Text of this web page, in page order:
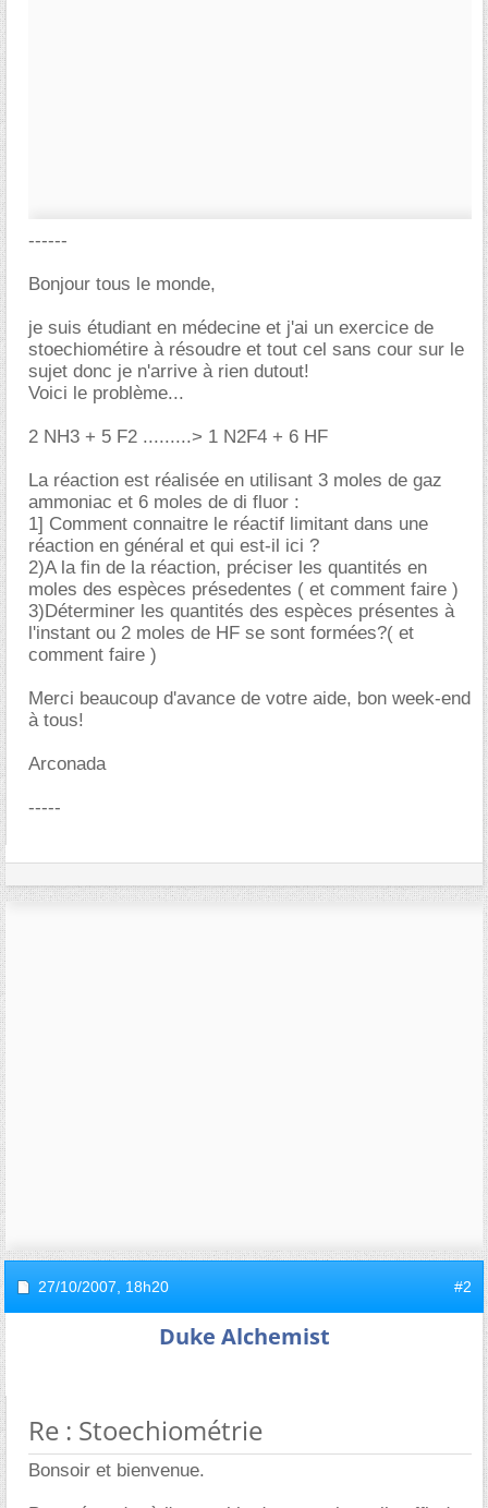
------
Bonjour tous le monde,
je suis étudiant en médecine et j'ai un exercice de
stoechiométire à résoudre et tout cel sans cour sur le
sujet donc je n'arrive à rien dutout!
Voici le problème...
2 NH3 + 5 F2 .........> 1 N2F4 + 6 HF
La réaction est réalisée en utilisant 3 moles de gaz
ammoniac et 6 moles de di fluor :
1] Comment connaitre le réactif limitant dans une
réaction en général et qui est-il ici ?
2)A la fin de la réaction, préciser les quantités en
moles des espèces présedentes ( et comment faire )
3)Déterminer les quantités des espèces présentes à
l'instant ou 2 moles de HF se sont formées?( et
comment faire )
Merci beaucoup d'avance de votre aide, bon week-end
à tous!
Arconada
-----
27/10/2007, 18h20 #2
Duke Alchemist
Re : Stoechiométrie
Bonsoir et bienvenue.